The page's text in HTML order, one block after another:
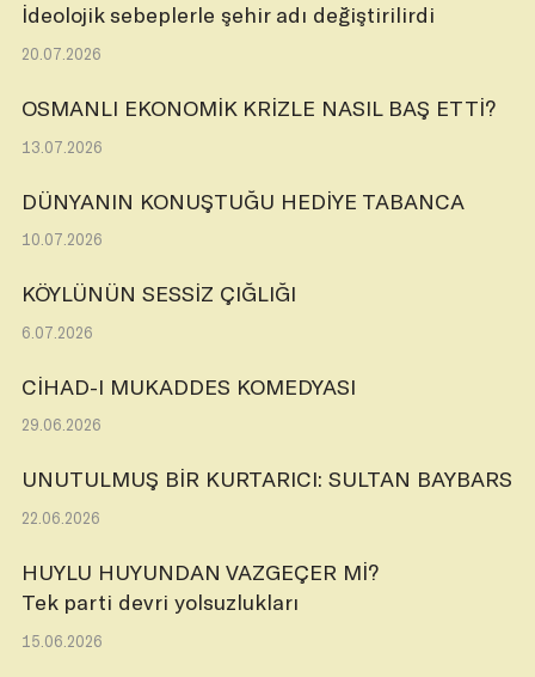
İdeolojik sebeplerle şehir adı değiştirilirdi
20.07.2026
OSMANLI EKONOMİK KRİZLE NASIL BAŞ ETTİ?
13.07.2026
DÜNYANIN KONUŞTUĞU HEDİYE TABANCA
10.07.2026
KÖYLÜNÜN SESSİZ ÇIĞLIĞI
6.07.2026
CİHAD-I MUKADDES KOMEDYASI
29.06.2026
UNUTULMUŞ BİR KURTARICI: SULTAN BAYBARS
22.06.2026
HUYLU HUYUNDAN VAZGEÇER Mİ?
Tek parti devri yolsuzlukları
15.06.2026